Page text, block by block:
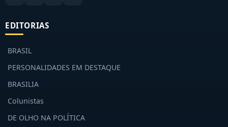
EDITORIAS
BRASIL
PERSONALIDADES EM DESTAQUE
BRASILIA
Colunistas
DE OLHO NA POLÍTICA